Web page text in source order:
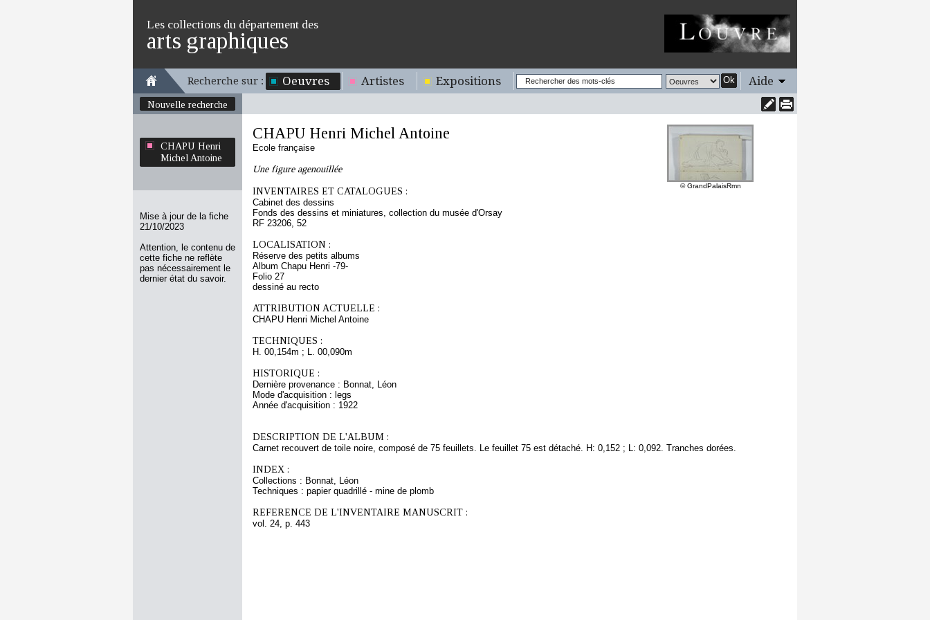
Les collections du département des
arts graphiques
Recherche sur : Oeuvres Artistes Expositions Ok Aide
Nouvelle recherche
CHAPU Henri
Michel Antoine
Mise à jour de la fiche
21/10/2023
Attention, le contenu de
cette fiche ne reflète
pas nécessairement le
dernier état du savoir.
© GrandPalaisRmn
CHAPU Henri Michel Antoine
Ecole française
Une figure agenouillée
INVENTAIRES ET CATALOGUES :
Cabinet des dessins
Fonds des dessins et miniatures, collection du musée d'Orsay
RF 23206, 52
LOCALISATION :
Réserve des petits albums
Album Chapu Henri -79-
Folio 27
dessiné au recto
ATTRIBUTION ACTUELLE :
CHAPU Henri Michel Antoine
TECHNIQUES :
H. 00,154m ; L. 00,090m
HISTORIQUE :
Dernière provenance : Bonnat, Léon
Mode d'acquisition : legs
Année d'acquisition : 1922
DESCRIPTION DE L'ALBUM :
Carnet recouvert de toile noire, composé de 75 feuillets. Le feuillet 75 est détaché. H: 0,152 ; L: 0,092. Tranches dorées.
INDEX :
Collections : Bonnat, Léon
Techniques : papier quadrillé - mine de plomb
REFERENCE DE L'INVENTAIRE MANUSCRIT :
vol. 24, p. 443